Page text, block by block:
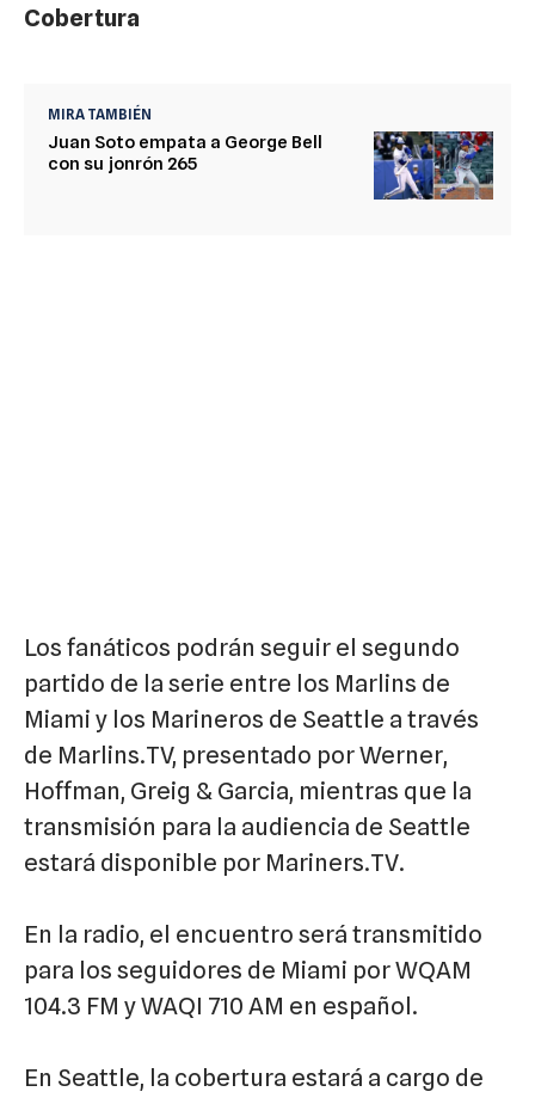
Cobertura
MIRA TAMBIÉN
Juan Soto empata a George Bell
con su jonrón 265
Los fanáticos podrán seguir el segundo
partido de la serie entre los Marlins de
Miami y los Marineros de Seattle a través
de Marlins.TV, presentado por Werner,
Hoffman, Greig & Garcia, mientras que la
transmisión para la audiencia de Seattle
estará disponible por Mariners.TV.
En la radio, el encuentro será transmitido
para los seguidores de Miami por WQAM
104.3 FM y WAQI 710 AM en español.
En Seattle, la cobertura estará a cargo de